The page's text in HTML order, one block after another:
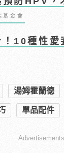
基金會
10種性愛
湯姆霍蘭德
單品配件
Advertisements